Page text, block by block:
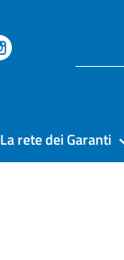
La rete dei Garanti